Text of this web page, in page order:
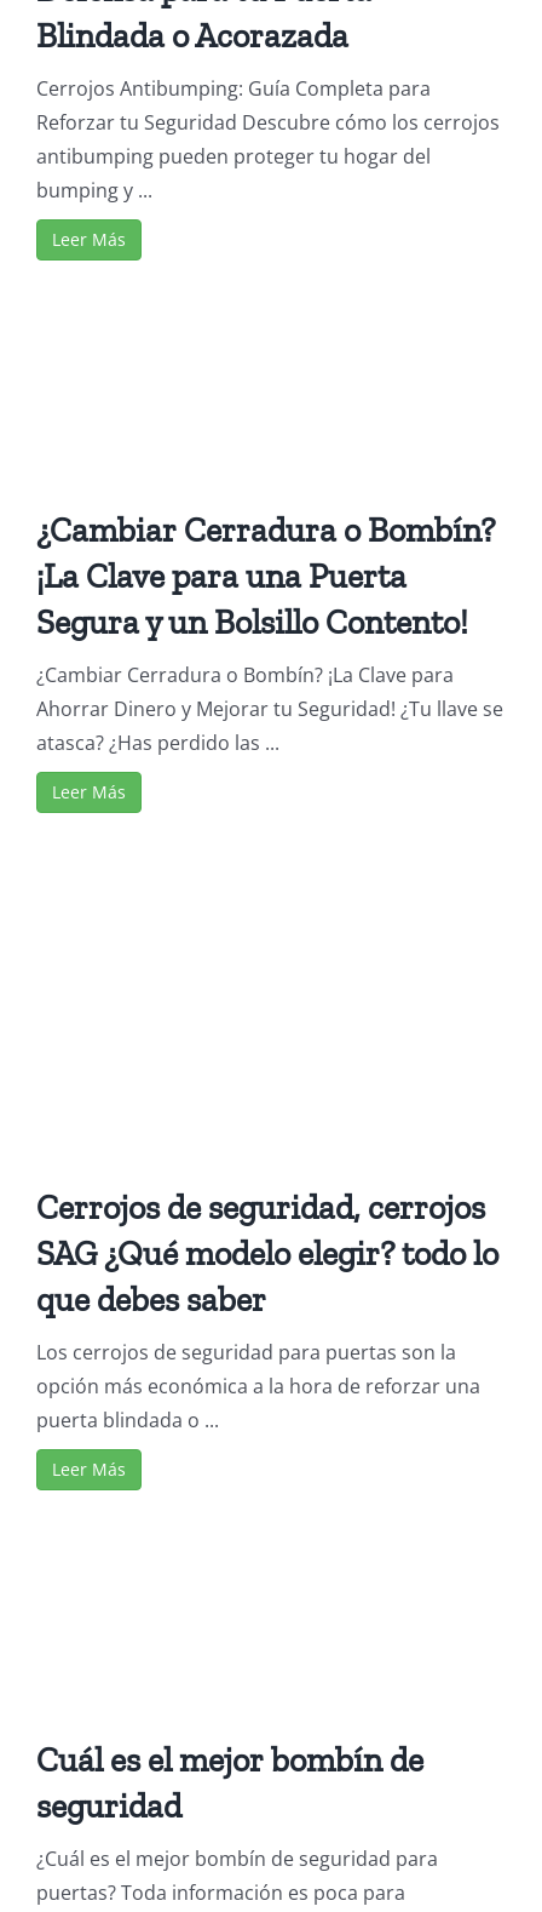
Blindada o Acorazada
Cerrojos Antibumping: Guía Completa para
Reforzar tu Seguridad Descubre cómo los cerrojos
antibumping pueden proteger tu hogar del
bumping y ...
Leer Más
¿Cambiar Cerradura o Bombín?
¡La Clave para una Puerta
Segura y un Bolsillo Contento!
¿Cambiar Cerradura o Bombín? ¡La Clave para
Ahorrar Dinero y Mejorar tu Seguridad! ¿Tu llave se
atasca? ¿Has perdido las ...
Leer Más
Cerrojos de seguridad, cerrojos
SAG ¿Qué modelo elegir? todo lo
que debes saber
Los cerrojos de seguridad para puertas son la
opción más económica a la hora de reforzar una
puerta blindada o ...
Leer Más
Cuál es el mejor bombín de
seguridad
¿Cuál es el mejor bombín de seguridad para
puertas? Toda información es poca para